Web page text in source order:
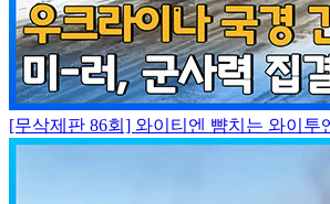
[무삭제판 86회] 와이티엔 뺨치는 와이투